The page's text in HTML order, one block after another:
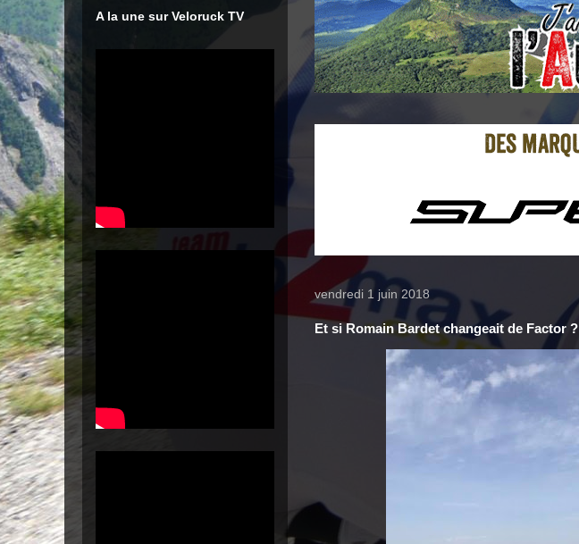
vendredi 1 juin 2018
Et si Romain Bardet changeait de Factor ?
A la une sur Veloruck TV